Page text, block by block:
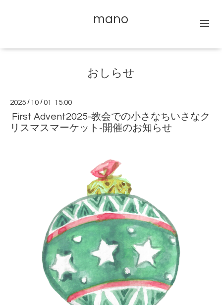
mano
おしらせ
2025 / 10 /01 15:00
First Advent2025-教会での小さなちいさなク
リスマスマーケット-開催のお知らせ